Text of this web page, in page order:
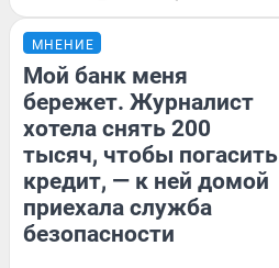
МНЕНИЕ
Мой банк меня
бережет. Журналист
хотела снять 200
тысяч, чтобы погасить
кредит, — к ней домой
приехала служба
безопасности